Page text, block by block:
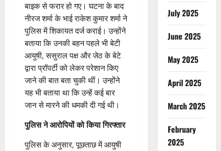
बाइक से फरार हो गए। घटना के बाद
नीरज शर्मा के भाई राकेश कुमार शर्मा ने
पुलिस में शिकायत दर्ज कराई। उन्होंने
बताया कि उनकी बहन पहले भी बेटी
आयुषी, ससुराल पक्ष और जेठ के बेटे
द्वारा प्रॉपर्टी को लेकर परेशान किए
जाने की बात बता चुकी थीं। उन्होंने
यह भी बताया था कि उन्हें कई बार
जान से मारने की धमकी दी गई थी।
पुलिस ने आरोपियों को किया गिरफ्तार
पुलिस के अनुसार, पूछताछ में आयुषी
July 2025
June 2025
May 2025
April 2025
March 2025
February
2025